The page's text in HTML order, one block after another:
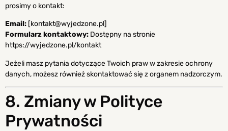
prosimy o kontakt:
Email: [kontakt@wyjedzone.pl]
Formularz kontaktowy: Dostępny na stronie
https://wyjedzone.pl/kontakt
Jeżeli masz pytania dotyczące Twoich praw w zakresie ochrony
danych, możesz również skontaktować się z organem nadzorczym.
8. Zmiany w Polityce
Prywatności